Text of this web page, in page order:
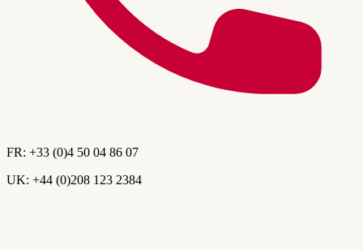
FR: +33 (0)4 50 04 86 07
UK: +44 (0)208 123 2384